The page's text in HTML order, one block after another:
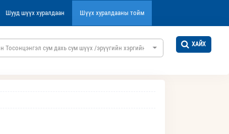
Шууд шүүх хуралдаан Шүүх хуралдааны тойм
Тосонцэнгэл сум дахь сум шүүх /эрүүгийн хэргийн/
ХАЙХ